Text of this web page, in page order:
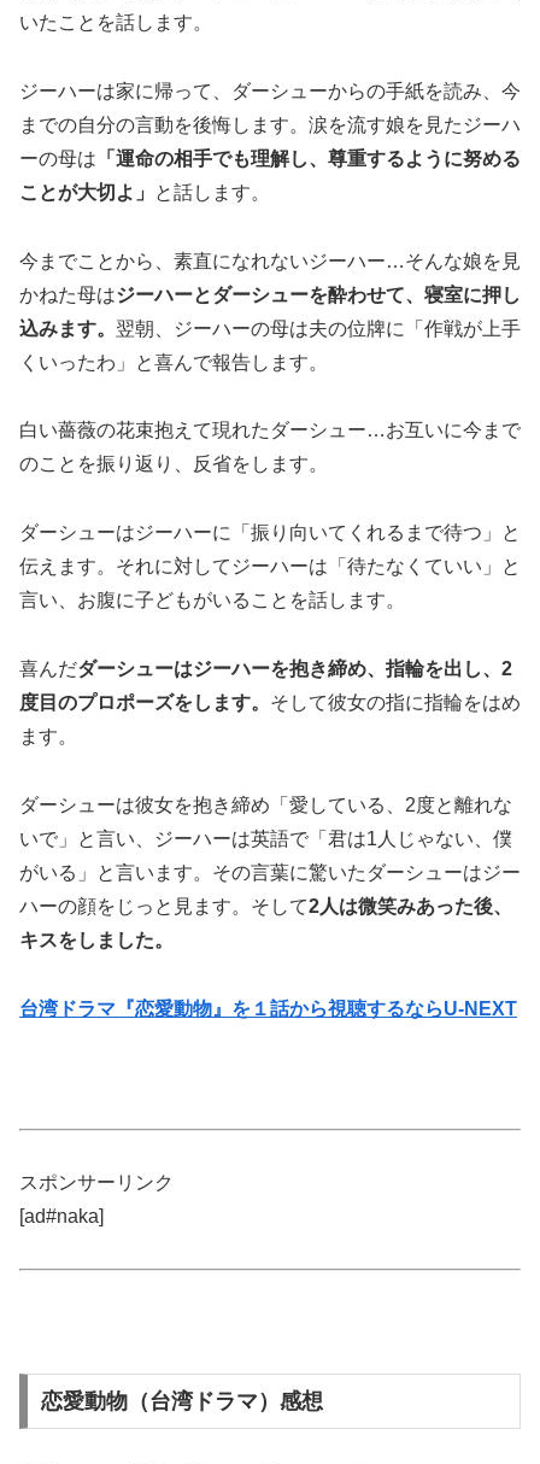
いたことを話します。
ジーハーは家に帰って、ダーシューからの手紙を読み、今
までの自分の言動を後悔します。涙を流す娘を見たジーハ
ーの母は 「運命の相手でも理解し、尊重するように努める
ことが大切よ」
と話します。
今までことから、素直になれないジーハー…そんな娘を見
かねた母はジーハーとダーシューを酔わせて、寝室に押し
込みます。 翌朝、ジーハーの母は夫の位牌に「作戦が上手
くいったわ」と喜んで報告します。
白い薔薇の花束抱えて現れたダーシュー…お互いに今まで
のことを振り返り、反省をします。
ダーシューはジーハーに「振り向いてくれるまで待つ」と
伝えます。それに対してジーハーは「待たなくていい」と
言い、お腹に子どもがいることを話します。
喜んだダーシューはジーハーを抱き締め、指輪を出し、2
度目のプロポーズをします。 そして彼女の指に指輪をはめ
ます。
ダーシューは彼女を抱き締め「愛している、2度と離れな
いで」と言い、ジーハーは英語で「君は1人じゃない、僕
がいる」と言います。その言葉に驚いたダーシューはジー
ハーの顔をじっと見ます。そして2人は微笑みあった後、
キスをしました。
台湾ドラマ『恋愛動物』を１話から視聴するならU-NEXT
スポンサーリンク
[ad#naka]
恋愛動物（台湾ドラマ）感想